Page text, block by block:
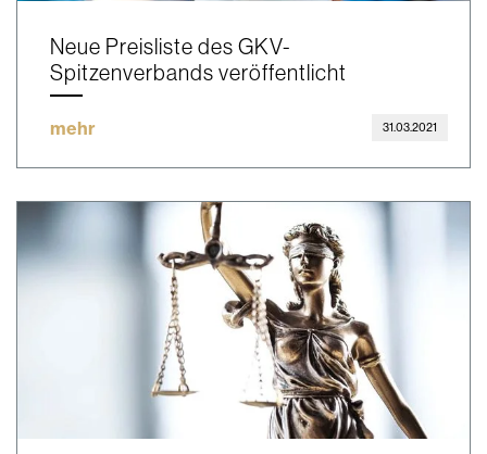
Neue Preisliste des GKV-
Spitzenverbands veröffentlicht
mehr 31.03.2021